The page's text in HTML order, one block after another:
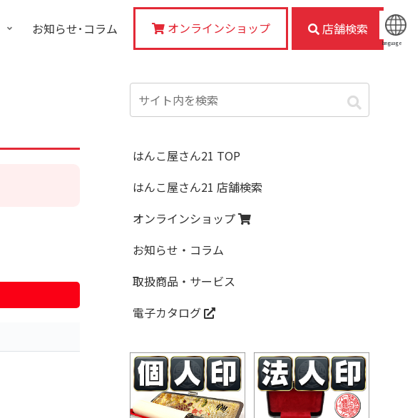
language
お知らせ･コラム オンラインショップ 店舗検索
はんこ屋さん21 TOP
はんこ屋さん21 店舗検索
オンラインショップ
お知らせ・コラム
取扱商品・サービス
電子カタログ